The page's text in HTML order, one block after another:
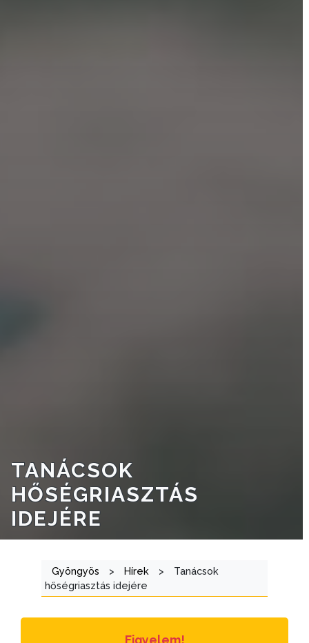
TANÁCSOK
HŐSÉGRIASZTÁS
IDEJÉRE
Gyöngyös > Hírek >
Tanácsok
hőségriasztás idejére
Figyelem!